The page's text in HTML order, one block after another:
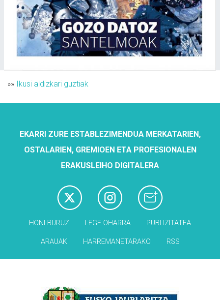
»» Ikusi aldizkari guztiak
EKARRI ZURE ESTABLEZIMENDUA MERKATARIEN,
OSTALARIEN, GREMIOEN ETA PROFESIONALEN
ERAKUSLEIHO DIGITALERA
HONI BURUZ LEGE OHARRA PUBLIZITATEA
ARAUAK HARREMANETARAKO RSS